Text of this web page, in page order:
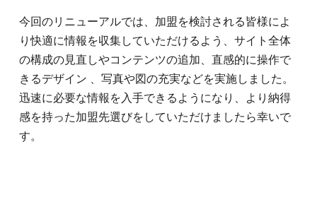
今回のリニューアルでは、加盟を検討される皆様によ
り快適に情報を収集していただけるよう、サイト全体
の構成の見直しやコンテンツの追加、直感的に操作で
きるデザイン 、写真や図の充実などを実施しました。
迅速に必要な情報を入手できるようになり、より納得
感を持った加盟先選びをしていただけましたら幸いで
す。